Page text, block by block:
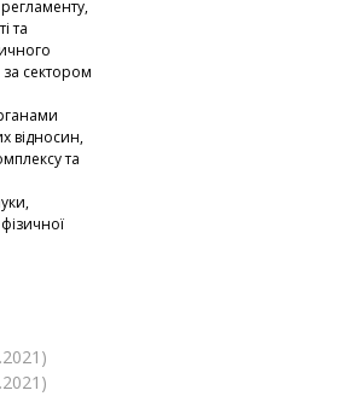
регламенту,
та
сектором
відносин,
та